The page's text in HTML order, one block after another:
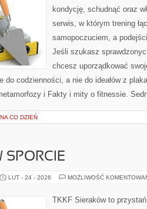
kondycję, schudnąć oraz
serwis, w którym trening
samopoczuciem, a
Jeśli szukasz
chcesz uporządkować
do codzienności, a nie do ideałów z
i Fakty i mity o fitnessie.
CO DZIEŃ
SPORCIE
LUT - 24 - 2026 MOŻLIWOŚĆ
TKKF Sieraków to